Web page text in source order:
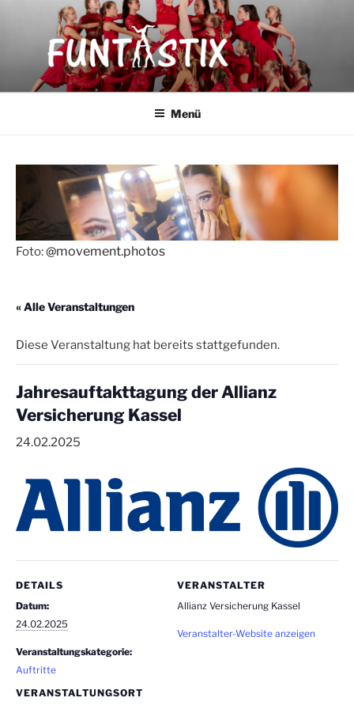
FUNTASTIX
Showakrobatik
Menü
Foto:@movement.photos
« Alle Veranstaltungen
Diese Veranstaltung hat bereits stattgefunden.
Jahresauftakttagung der Allianz
Versicherung Kassel
24.02.2025
DETAILS
Datum:
24.02.2025
Veranstaltungskategorie:
Auftritte
VERANSTALTUNGSORT
VERANSTALTER
Allianz Versicherung Kassel
Veranstalter-Website anzeigen